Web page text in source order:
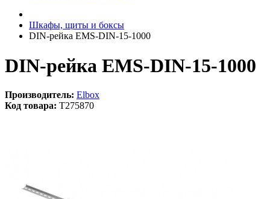
Шкафы, щиты и боксы
DIN-рейка EMS-DIN-15-1000
DIN-рейка EMS-DIN-15-1000
Производитель: Elbox
Код товара: T275870